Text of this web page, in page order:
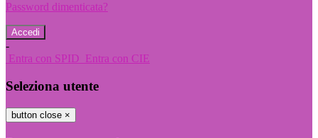
Password dimenticata?
-
Entra con SPID Entra con CIE
Seleziona utente
button close ×